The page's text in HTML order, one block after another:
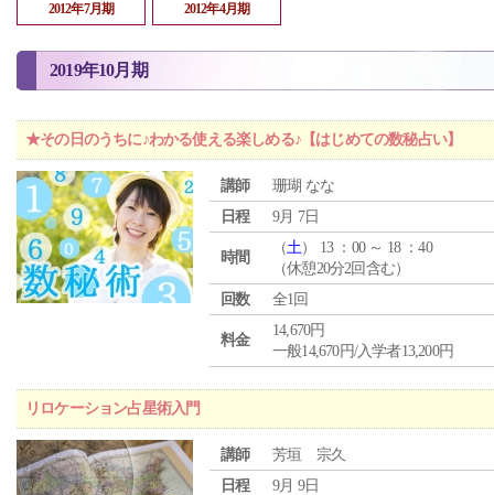
2012年7月期 2012年4月期
2019年10月期
★その日のうちに♪わかる使える楽しめる♪【はじめての数秘占い】
講師
珊瑚 なな
日程
9月 7日
時間
（土） 13 ：00 ～ 18 ：40
（休憩20分2回含む）
回数
全1回
料金
14,670円
一般14,670円/入学者13,200円
リロケーション占星術入門
講師
芳垣 宗久
日程
9月 9日